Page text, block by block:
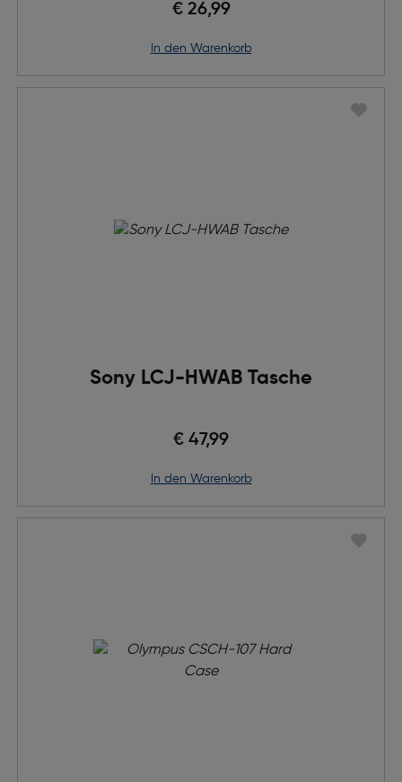
€ 26,99
in den Warenkorb
Sony LCJ-HWAB Tasche
€ 47,99
in den Warenkorb